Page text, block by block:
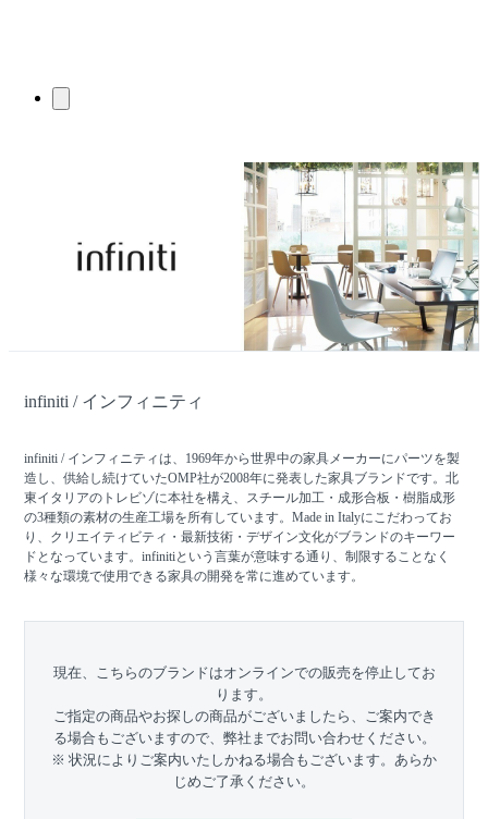
infiniti / インフィニティ
infiniti / インフィニティは、1969年から世界中の家具メーカーにパーツを製
造し、供給し続けていたOMP社が2008年に発表した家具ブランドです。北
東イタリアのトレビゾに本社を構え、スチール加工・成形合板・樹脂成形
の3種類の素材の生産工場を所有しています。Made in Italyにこだわってお
り、クリエイティビティ・最新技術・デザイン文化がブランドのキーワー
ドとなっています。infinitiという言葉が意味する通り、制限することなく
様々な環境で使用できる家具の開発を常に進めています。
現在、こちらのブランドはオンラインでの販売を停止してお
ります。
ご指定の商品やお探しの商品がございましたら、ご案内でき
る場合もございますので、弊社までお問い合わせください。
※ 状況によりご案内いたしかねる場合もございます。あらか
じめご了承ください。